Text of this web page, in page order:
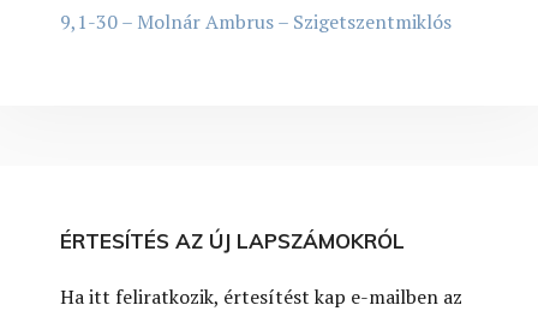
9,1-30 – Molnár Ambrus – Szigetszentmiklós
ÉRTESÍTÉS AZ ÚJ LAPSZÁMOKRÓL
Ha itt feliratkozik, értesítést kap e-mailben az